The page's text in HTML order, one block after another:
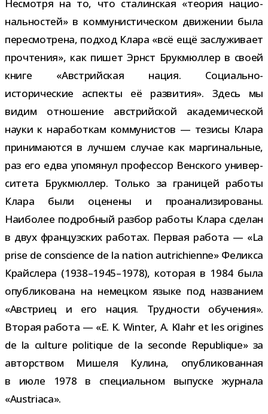
Несмотря на то, что ста­лин­ская «тео­рия наци­о­
наль­но­стей» в ком­му­ни­сти­че­ском дви­же­нии была
пере­смот­рена, под­ход Клара «всё ещё заслу­жи­вает
про­чте­ния», как пишет Эрнст Брукмюллер в своей
книге «Австрийская нация. Социально-​
исторические аспекты её раз­ви­тия». Здесь мы
видим отно­ше­ние австрий­ской ака­де­ми­че­ской
науки к нара­бот­кам ком­му­ни­стов — тезисы Клара
при­ни­ма­ются в луч­шем слу­чае как мар­ги­наль­ные,
раз его едва упо­мя­нул про­фес­сор Венского уни­вер­
си­тета Брукмюллер. Только за гра­ни­цей работы
Клара были оце­нены и про­ана­ли­зи­ро­ваны.
Наиболее подроб­ный раз­бор работы Клара сде­лан
в двух фран­цуз­ских рабо­тах. Первая работа — «La
prise de conscience de la nation autrichienne» Феликса
Крайслера (1938–1945–1978), кото­рая в 1984 была
опуб­ли­ко­вана на немец­ком языке под назва­нием
«Австриец и его нация. Трудности обу­че­ния».
Вторая работа — «E. K. Winter, A. Klahr et les origines
de la culture politique de la seconde Republique» за
автор­ством Мишеля Кулина, опуб­ли­ко­ван­ная
в июле 1978 в спе­ци­аль­ном выпуске жур­нала
«Austriaca».